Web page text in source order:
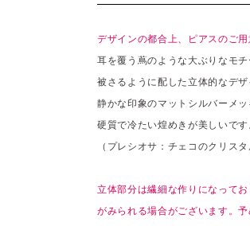
デザインの都合上、ピアスのご用
耳を覆う蔦のような大ぶりなモ
被さるように配した立体的なデザ
静かな印象のマットシルバーメ
硬質で冷たい煌めきが美しいです
（プレシオサ：チェコのクリス
立体部分は繊細な作りになって
がみられる場合がございます。予